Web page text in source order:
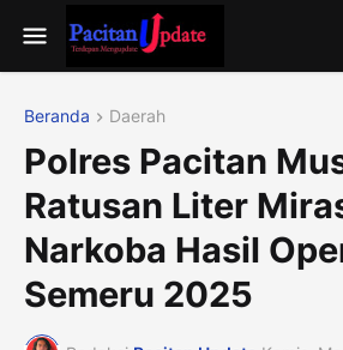
Beranda Daerah
Polres Pacitan
Ratusan Liter
Narkoba Hasil
Semeru 2025